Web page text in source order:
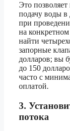
Это
подачу воды в
при
на
найти
запорные
долларов; вы
до 150
часто с
оплатой.
3.
потока